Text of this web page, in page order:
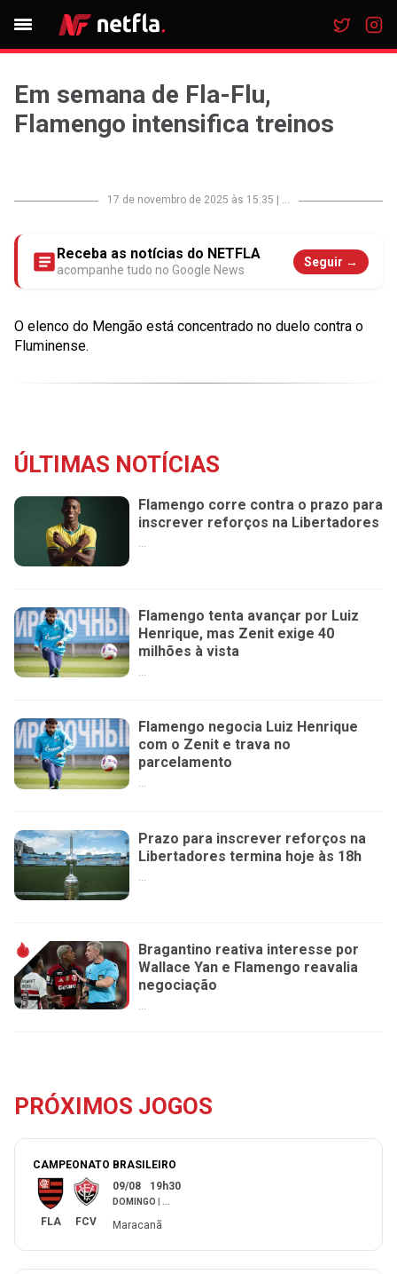
Em semana de Fla-Flu,
Flamengo intensifica treinos
17 de novembro de 2025 às 15:35 ...
Receba as notícias do NETFLA
acompanhe tudo no Google News
Seguir →
O elenco do Mengão está concentrado no duelo contra o
Fluminense.
ÚLTIMAS NOTÍCIAS
Flamengo corre contra o prazo para
inscrever reforços na Libertadores
...
Flamengo tenta avançar por Luiz
Henrique, mas Zenit exige 40
milhões à vista
...
Flamengo negocia Luiz Henrique
com o Zenit e trava no
parcelamento
...
Prazo para inscrever reforços na
Libertadores termina hoje às 18h
Bragantino reativa interesse por
Wallace Yan e Flamengo reavalia
negociação
...
PRÓXIMOS JOGOS
CAMPEONATO BRASILEIRO
FLA FCV
09/08 19h30
DOMINGO ...
Maracanã